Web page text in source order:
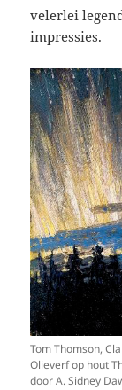
velerlei
impressies.
Tom Thomson,
Olieverf op hout
door A. Sidney